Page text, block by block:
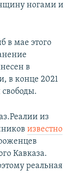
ногами и
в мае этого
в
в конце 2021
из
известно
Кавказа.
реальная